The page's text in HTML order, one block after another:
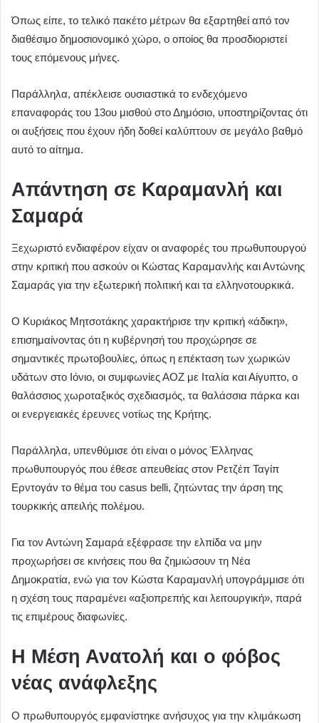
Όπως είπε, το τελικό πακέτο μέτρων θα εξαρτηθεί από τον
διαθέσιμο δημοσιονομικό χώρο, ο οποίος θα προσδιοριστεί
τους επόμενους μήνες.
Παράλληλα, απέκλεισε ουσιαστικά το ενδεχόμενο
επαναφοράς του 13ου μισθού στο Δημόσιο, υποστηρίζοντας ότι
οι αυξήσεις που έχουν ήδη δοθεί καλύπτουν σε μεγάλο βαθμό
αυτό το αίτημα.
Απάντηση σε Καραμανλή και
Σαμαρά
Ξεχωριστό ενδιαφέρον είχαν οι αναφορές του πρωθυπουργού
στην κριτική που ασκούν οι Κώστας Καραμανλής και Αντώνης
Σαμαράς για την εξωτερική πολιτική και τα ελληνοτουρκικά.
Ο Κυριάκος Μητσοτάκης χαρακτήρισε την κριτική «άδικη»,
επισημαίνοντας ότι η κυβέρνησή του προχώρησε σε
σημαντικές πρωτοβουλίες, όπως η επέκταση των χωρικών
υδάτων στο Ιόνιο, οι συμφωνίες ΑΟΖ με Ιταλία και Αίγυπτο, ο
θαλάσσιος χωροταξικός σχεδιασμός, τα θαλάσσια πάρκα και
οι ενεργειακές έρευνες νοτίως της Κρήτης.
Παράλληλα, υπενθύμισε ότι είναι ο μόνος Έλληνας
πρωθυπουργός που έθεσε απευθείας στον Ρετζέπ Ταγίπ
Ερντογάν το θέμα του casus belli, ζητώντας την άρση της
τουρκικής απειλής πολέμου.
Για τον Αντώνη Σαμαρά εξέφρασε την ελπίδα να μην
προχωρήσει σε κινήσεις που θα ζημιώσουν τη Νέα
Δημοκρατία, ενώ για τον Κώστα Καραμανλή υπογράμμισε ότι
η σχέση τους παραμένει «αξιοπρεπής και λειτουργική», παρά
τις επιμέρους διαφωνίες.
Η Μέση Ανατολή και ο φόβος
νέας ανάφλεξης
Ο πρωθυπουργός εμφανίστηκε ανήσυχος για την κλιμάκωση